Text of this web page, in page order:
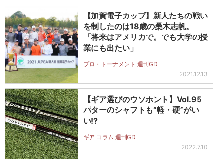
【加賀電子カップ】新人たちの戦い
を制したのは18歳の桑木志帆。
「将来はアメリカで。でも大学の授
業にも出たい」
プロ・トーナメント 週刊GD
2021.12.13
【ギア選びのウソホント】Vol.95
パターのシャフトも“軽・硬”がい
い!?
ギア コラム 週刊GD
2022.7.10